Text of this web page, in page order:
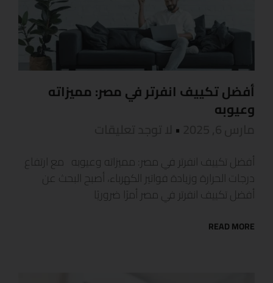
أفضل تكييف انفرتر في مصر: مميزاته
وعيوبه
أفضل تكييف انفرتر في مصر: مميزاته وعيوبه مع ارتفاع
درجات الحرارة وزيادة فواتير الكهرباء، أصبح البحث عن
أفضل تكييف انفرتر في مصر أمرًا ضروريًا
READ MORE